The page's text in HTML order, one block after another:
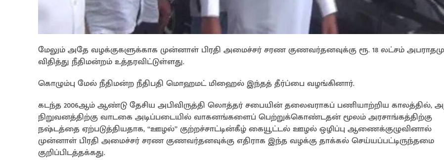
மேலும் அதே வழக்குகளுக்காக முன்னாள் பிரதி அமைச்சர் சரண குணவர்தனவுக்கு ரூ. 18 லட்சம்
விதித்து நீதிமன்றம் உத்தரவிட்டுள்ளது.
கொழும்பு மேல் நீதிமன்ற நீதிபதி மொஹமட் மிஹைல் இந்தத் தீர்ப்பை வழங்கினார்.
கடந்த 2006ஆம் ஆண்டு தேசிய அபிவிருத்தி லொத்தர் சபையின் தலைவராகப் பணியாற்றிய காலத்தில்,
நிறுவனத்திற்கு வாடகை அடிப்படையில் வாகனங்களைப் பெற்றுக்கொண்டதன் மூலம் அரசாங்கத்திற்கு
நஷ்டத்தை ஏற்படுத்தியதாக, “ஊழல்” குற்றச்சாட்டின்கீழ் கையூட்டல் ஊழல் ஒழிப்பு ஆணைக்குழுவினால்
முன்னாள் பிரதி அமைச்சர் சரண குணவர்தனவுக்கு எதிராக இந்த வழக்கு தாக்கல் செய்யப்பட்டிருந்தமை
குறிப்பிடத்தக்கது.